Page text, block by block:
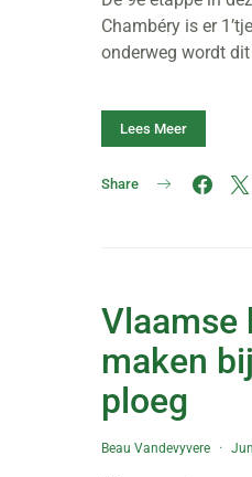
Chambéry is er
onderweg wordt
Lees Meer
Share
Vlaamse
maken
ploeg
Beau Vandevyvere